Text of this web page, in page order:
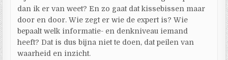
dan ik er van weet? En zo gaat dat kissebissen maar
door en door. Wie zegt er wie de expert is? Wie
bepaalt welk informatie- en denkniveau iemand
heeft? Dat is dus bijna niet te doen, dat peilen van
waarheid en inzicht.